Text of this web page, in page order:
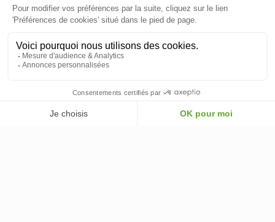
+ AJOUTER AU PANIER
749,00 € AJOUTER AU PANIER